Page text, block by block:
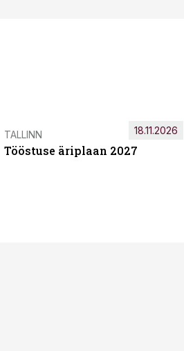
TALLINN
Tööstuse äriplaan 2027
18.11.2026